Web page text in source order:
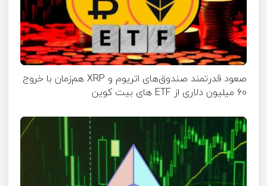
صعود قدرتمند صندوق‌های اتریوم و XRP هم‌زمان با خروج
۶۰ میلیون دلاری از ETF‌ های بیت کوین